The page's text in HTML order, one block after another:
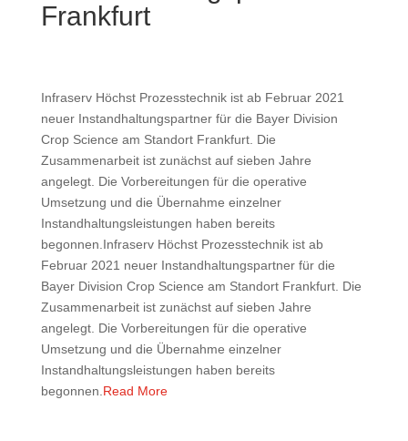
Frankfurt
Infraserv Höchst Prozesstechnik ist ab Februar 2021
neuer Instandhaltungspartner für die Bayer Division
Crop Science am Standort Frankfurt. Die
Zusammenarbeit ist zunächst auf sieben Jahre
angelegt. Die Vorbereitungen für die operative
Umsetzung und die Übernahme einzelner
Instandhaltungsleistungen haben bereits
begonnen.Infraserv Höchst Prozesstechnik ist ab
Februar 2021 neuer Instandhaltungspartner für die
Bayer Division Crop Science am Standort Frankfurt. Die
Zusammenarbeit ist zunächst auf sieben Jahre
angelegt. Die Vorbereitungen für die operative
Umsetzung und die Übernahme einzelner
Instandhaltungsleistungen haben bereits
begonnen. Read More